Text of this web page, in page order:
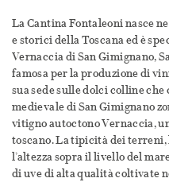
La Cantina Fontaleoni nasce
e storici della Toscana ed è
Vernaccia di San Gimignano,
famosa per la produzione di
sua sede sulle dolci colline
medievale di San Gimignano
vitigno autoctono Vernaccia,
toscano. La tipicità dei
l’altezza sopra il livello del
di uve di alta qualità coltivate